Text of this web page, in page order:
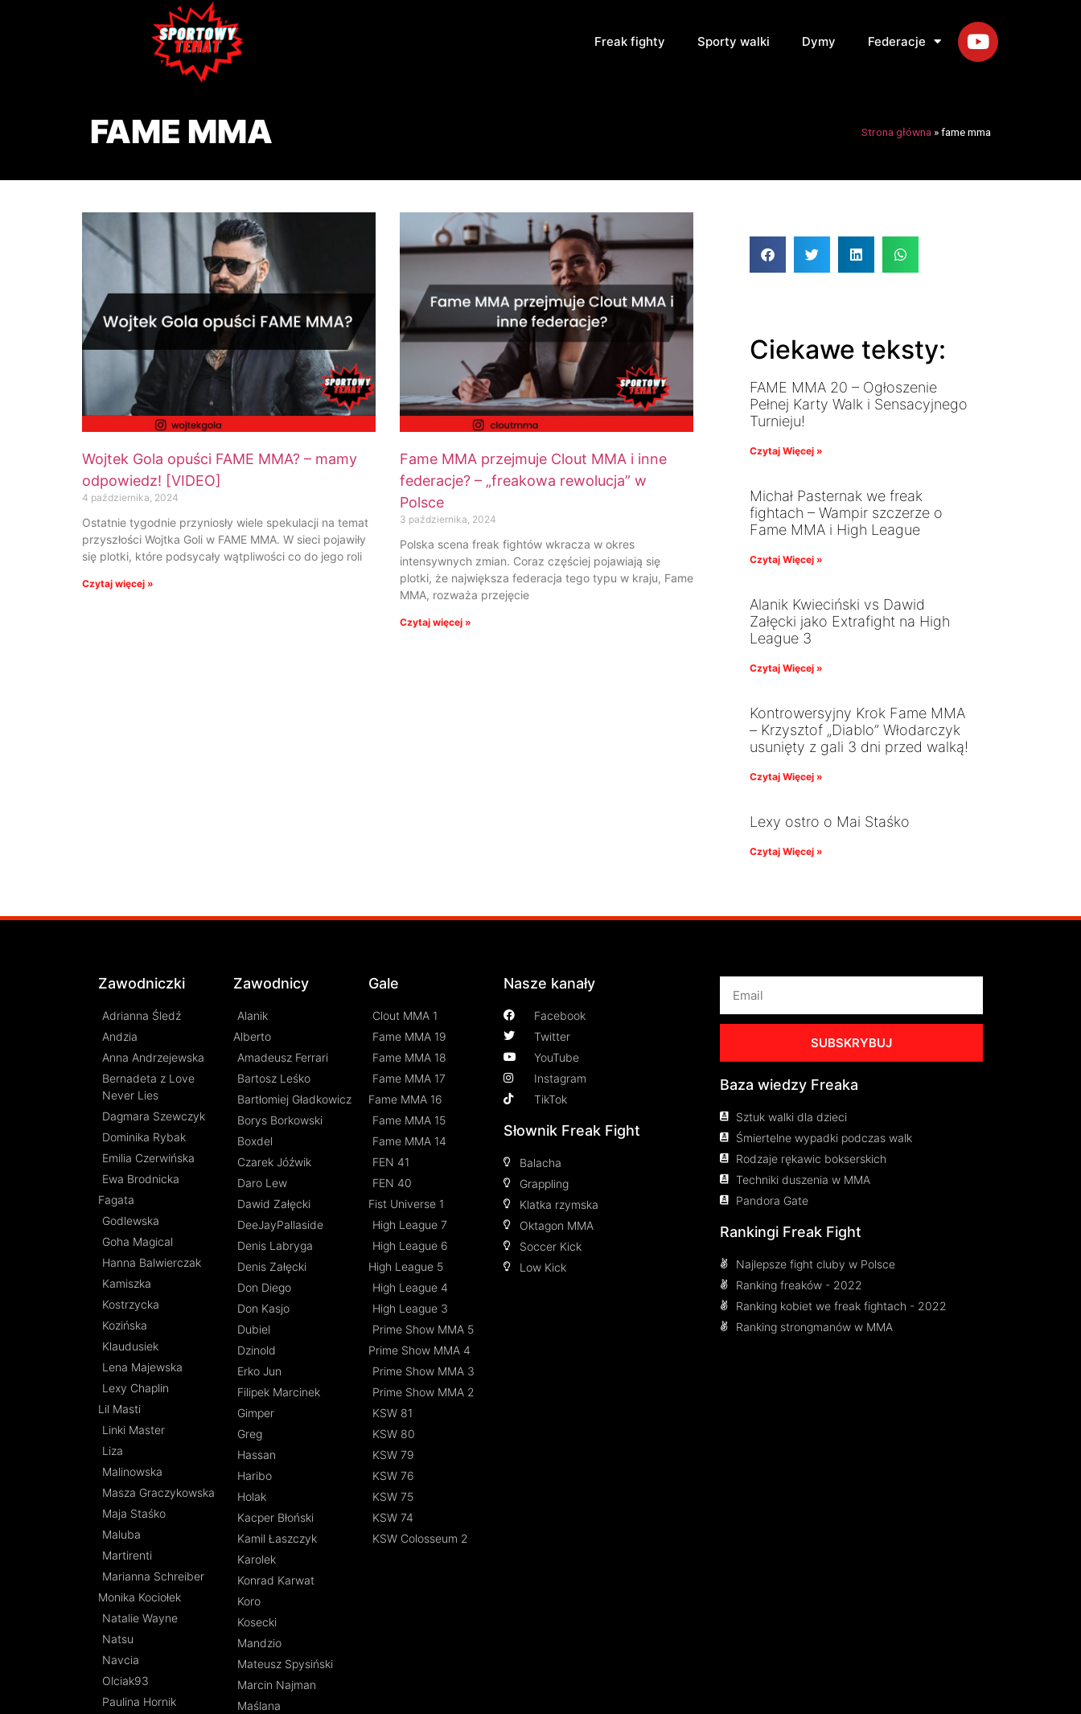
Freak fighty Sporty walki Dymy Federacje
FAME MMA Strona główna »fame mma
Wojtek Gola opuści FAME MMA? – mamy
odpowiedz! [VIDEO]
4 października, 2024
Ostatnie tygodnie przyniosły wiele spekulacji na temat
przyszłości Wojtka Goli w FAME MMA. W sieci pojawiły
się plotki, które podsycały wątpliwości co do jego roli
Czytaj więcej »
Fame MMA przejmuje Clout MMA i inne
federacje? – „freakowa rewolucja” w
Polsce
3 października, 2024
Polska scena freak fightów wkracza w okres
intensywnych zmian. Coraz częściej pojawiają się
plotki, że największa federacja tego typu w kraju, Fame
MMA, rozważa przejęcie
Czytaj więcej »
Ciekawe teksty:
FAME MMA 20 – Ogłoszenie
Pełnej Karty Walk i Sensacyjnego
Turnieju!
Czytaj Więcej »
Michał Pasternak we freak
fightach – Wampir szczerze o
Fame MMA i High League
Czytaj Więcej »
Alanik Kwieciński vs Dawid
Załęcki jako Extrafight na High
League 3
Czytaj Więcej »
Kontrowersyjny Krok Fame MMA
– Krzysztof „Diablo” Włodarczyk
usunięty z gali 3 dni przed walką!
Czytaj Więcej »
Lexy ostro o Mai Staśko
Czytaj Więcej »
Zawodniczki
Adrianna Śledź
Andzia
Anna Andrzejewska
Bernadeta z Love
Never Lies
Dagmara Szewczyk
Dominika Rybak
Emilia Czerwińska
Ewa Brodnicka
Fagata
Godlewska
Goha Magical
Hanna Balwierczak
Kamiszka
Kostrzycka
Kozińska
Klaudusiek
Lena Majewska
Lexy Chaplin
Lil Masti
Linki Master
Liza
Malinowska
Masza Graczykowska
Maja Staśko
Maluba
Martirenti
Marianna Schreiber
Monika Kociołek
Natalie Wayne
Natsu
Navcia
Olciak93
Paulina Hornik
Zawodnicy
Alanik
Alberto
Amadeusz Ferrari
Bartosz Leśko
Bartłomiej Gładkowicz
Borys Borkowski
Boxdel
Czarek Jóźwik
Daro Lew
Dawid Załęcki
DeeJayPallaside
Denis Labryga
Denis Załęcki
Don Diego
Don Kasjo
Dubiel
Dzinold
Erko Jun
Filipek Marcinek
Gimper
Greg
Hassan
Haribo
Holak
Kacper Błoński
Kamil Łaszczyk
Karolek
Konrad Karwat
Koro
Kosecki
Mandzio
Mateusz Spysiński
Marcin Najman
Maślana
Gale
Clout MMA 1
Fame MMA 19
Fame MMA 18
Fame MMA 17
Fame MMA 16
Fame MMA 15
Fame MMA 14
FEN 41
FEN 40
Fist Universe 1
High League 7
High League 6
High League 5
High League 4
High League 3
Prime Show MMA 5
Prime Show MMA 4
Prime Show MMA 3
Prime Show MMA 2
KSW 81
KSW 80
KSW 79
KSW 76
KSW 75
KSW 74
KSW Colosseum 2
Nasze kanały
Facebook
Twitter
YouTube
Instagram
TikTok
Słownik Freak Fight
Balacha
Grappling
Klatka rzymska
Oktagon MMA
Soccer Kick
Low Kick
SUBSKRYBUJ
Baza wiedzy Freaka
Sztuk walki dla dzieci
Śmiertelne wypadki podczas walk
Rodzaje rękawic bokserskich
Techniki duszenia w MMA
Pandora Gate
Rankingi Freak Fight
Najlepsze fight cluby w Polsce
Ranking freaków - 2022
Ranking kobiet we freak fightach - 2022
Ranking strongmanów w MMA